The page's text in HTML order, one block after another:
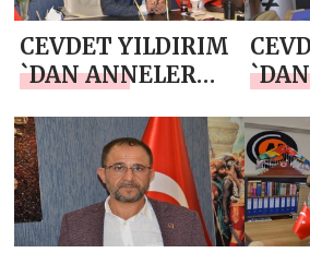
CEVDET YILDIRIM
`DAN ANNELER